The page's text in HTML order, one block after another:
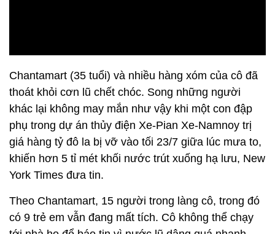
Chantamart (35 tuổi) và nhiều hàng xóm của cô đã
thoát khỏi cơn lũ chết chóc. Song những người
khác lại không may mắn như vậy khi một con đập
phụ trong dự án thủy điện Xe-Pian Xe-Namnoy trị
giá hàng tỷ đô la bị vỡ vào tối 23/7 giữa lúc mưa to,
khiến hơn 5 tỉ mét khối nước trút xuống hạ lưu, New
York Times đưa tin.
Theo Chantamart, 15 người trong làng cô, trong đó
có 9 trẻ em vẫn đang mất tích. Cô không thể chạy